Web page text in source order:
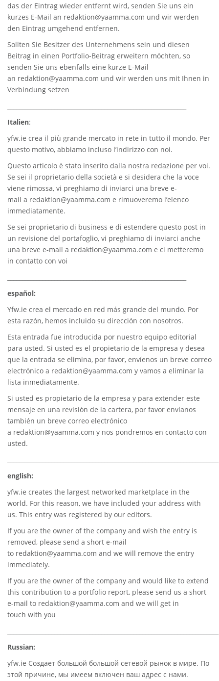
das der Eintrag wieder entfernt wird, senden Sie uns ein
kurzes E-Mail an redaktion@yaamma.com und wir werden
den Eintrag umgehend entfernen.
Sollten Sie Besitzer des Unternehmens sein und diesen
Beitrag in einen Portfolio-Beitrag erweitern möchten, so
senden Sie uns ebenfalls eine kurze E-Mail
an redaktion@yaamma.com und wir werden uns mit Ihnen in
Verbindung setzen
Italien:
yfw.ie crea il più grande mercato in rete in tutto il mondo. Per
questo motivo, abbiamo incluso l’indirizzo con noi.
Questo articolo è stato inserito dalla nostra redazione per voi.
Se sei il proprietario della società e si desidera che la voce
viene rimossa, vi preghiamo di inviarci una breve e-
mail a redaktion@yaamma.com e rimuoveremo l’elenco
immediatamente.
Se sei proprietario di business e di estendere questo post in
un revisione del portafoglio, vi preghiamo di inviarci anche
una breve e-mail a redaktion@yaamma.com e ci metteremo
in contatto con voi
español:
Yfw.ie crea el mercado en red más grande del mundo. Por
esta razón, hemos incluido su dirección con nosotros.
Esta entrada fue introducida por nuestro equipo editorial
para usted. Si usted es el propietario de la empresa y desea
que la entrada se elimina, por favor, envíenos un breve correo
electrónico a redaktion@yaamma.com y vamos a eliminar la
lista inmediatamente.
Si usted es propietario de la empresa y para extender este
mensaje en una revisión de la cartera, por favor envíanos
también un breve correo electrónico
a redaktion@yaamma.com y nos pondremos en contacto con
usted.
english:
yfw.ie creates the largest networked marketplace in the
world. For this reason, we have included your address with
us. This entry was registered by our editors.
If you are the owner of the company and wish the entry is
removed, please send a short e-mail
to redaktion@yaamma.com and we will remove the entry
immediately.
If you are the owner of the company and would like to extend
this contribution to a portfolio report, please send us a short
e-mail to redaktion@yaamma.com and we will get in
touch with you
Russian:
yfw.ie Создает большой большой сетевой рынок в мире. По
этой причине, мы имеем включен ваш адрес с нами.